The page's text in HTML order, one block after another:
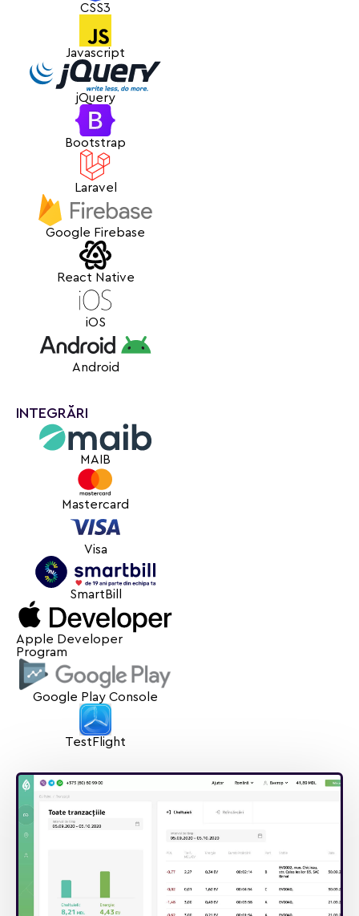
CSS3
Javascript
jQuery
Bootstrap
Laravel
Google Firebase
React Native
iOS
Android
INTEGRĂRI
MAIB
Mastercard
Visa
SmartBill
Apple Developer
Program
Google Play Console
TestFlight